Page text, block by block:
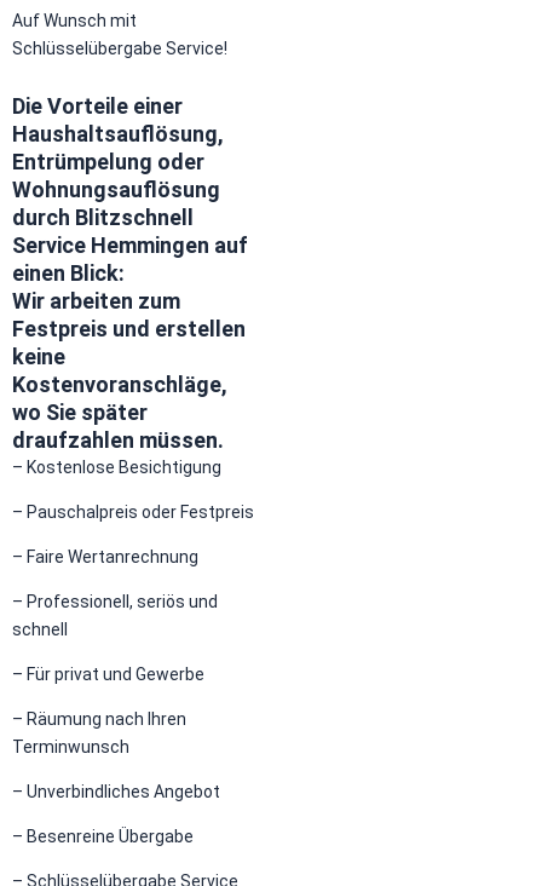
Auf Wunsch mit
Schlüsselübergabe Service!
Die Vorteile einer
Haushaltsauflösung,
Entrümpelung oder
Wohnungsauflösung
durch Blitzschnell
Service Hemmingen auf
einen Blick:
Wir arbeiten zum
Festpreis und erstellen
keine
Kostenvoranschläge,
wo Sie später
draufzahlen müssen.
– Kostenlose Besichtigung
– Pauschalpreis oder Festpreis
– Faire Wertanrechnung
– Professionell, seriös und
schnell
– Für privat und Gewerbe
– Räumung nach Ihren
Terminwunsch
– Unverbindliches Angebot
– Besenreine Übergabe
– Schlüsselübergabe Service